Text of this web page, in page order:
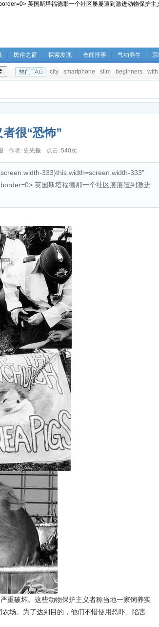
英国斯塔福德郡一个社区屡屡遭到激进动物保护主
民俗之窗 探索发现 奇闻怪事 气功养生 宗
city smartphone slim beginners with
很“恐怖”
作者: 史先振 点击: 540次
333)this.width=screen.width-333"
英国斯塔福德郡一个社区屡屡遭到激进
破坏。这些动物保护主义者称当地一家饲养实
场。为了达到目的，他们不惜使用恐吓、陷害